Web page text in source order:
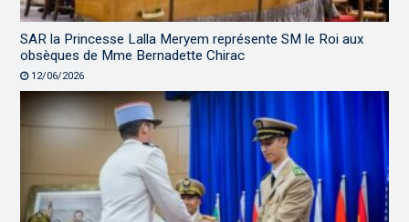
SAR la Princesse Lalla Meryem représente SM le Roi aux
obsèques de Mme Bernadette Chirac
12/06/2026